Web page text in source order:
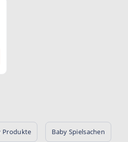
Produkte Baby Spielsachen